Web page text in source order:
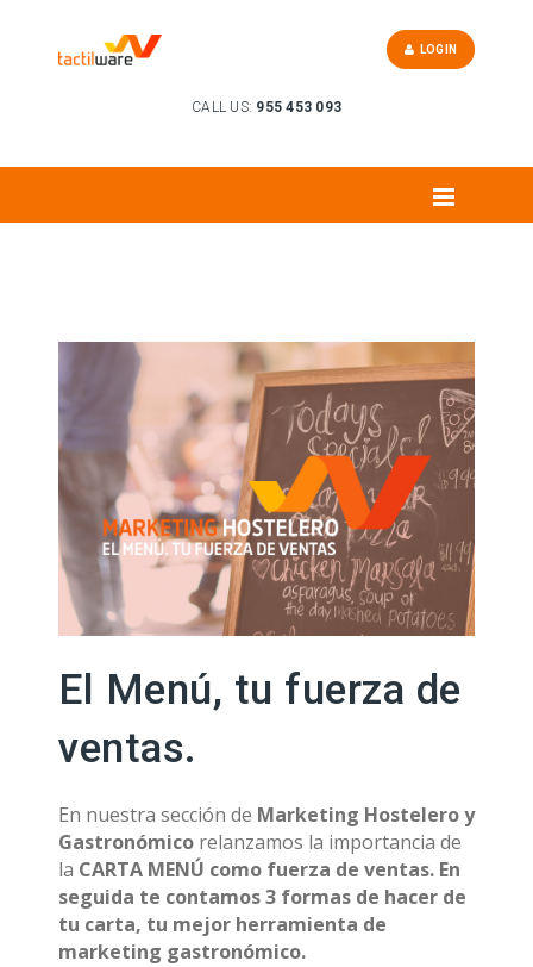
CALL US: 955 453 093
LOGIN
El Menú, tu fuerza de
ventas.
En nuestra sección de Marketing Hostelero y
Gastronómico relanzamos la importancia de
la CARTA MENÚ como fuerza de ventas. En
seguida te contamos 3 formas de hacer de
tu carta, tu mejor herramienta de
marketing gastronómico.